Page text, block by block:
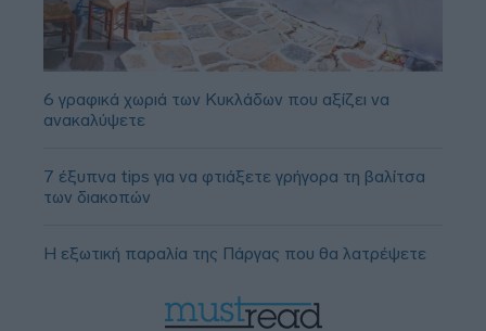
6 γραφικά χωριά των Κυκλάδων που αξίζει να
ανακαλύψετε
7 έξυπνα tips για να φτιάξετε γρήγορα τη βαλίτσα
των διακοπών
Η εξωτική παραλία της Πάργας που θα λατρέψετε